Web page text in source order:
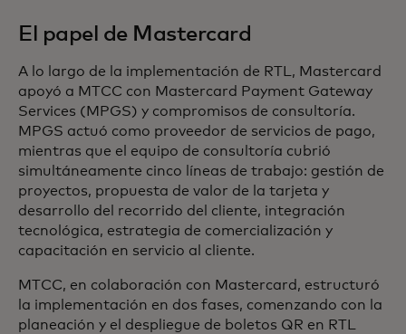
El papel de Mastercard
A lo largo de la implementación de RTL, Mastercard
apoyó a MTCC con Mastercard Payment Gateway
Services (MPGS) y compromisos de consultoría.
MPGS actuó como proveedor de servicios de pago,
mientras que el equipo de consultoría cubrió
simultáneamente cinco líneas de trabajo: gestión de
proyectos, propuesta de valor de la tarjeta y
desarrollo del recorrido del cliente, integración
tecnológica, estrategia de comercialización y
capacitación en servicio al cliente.
MTCC, en colaboración con Mastercard, estructuró
la implementación en dos fases, comenzando con la
planeación y el despliegue de boletos QR en RTL